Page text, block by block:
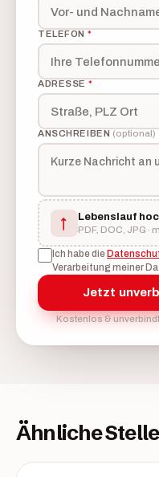
TELEFON *
ADRESSE *
ANSCHREIBEN (optional)
↑ Lebenslauf
PDF, DOC, JPG ·
Ich habe die
Verarbeitung meiner
Jetzt
Kostenlos &
Ähnliche